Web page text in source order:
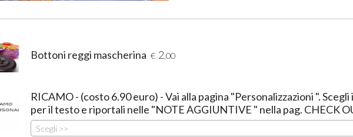
Bottoni reggi mascherina € 2 ,00
RICAMO - (costo 6.90 euro) - Vai alla pagina "Personalizzazioni ".
per il testo e riportali nelle "NOTE AGGIUNTIVE " nella pag. CHECK
Scegli >>